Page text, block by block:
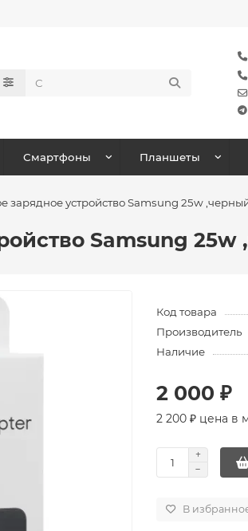
Смартфоны Планшеты
зарядное устройство Samsung 25w
Samsung
Код товара
Производитель
Наличие
2 000 ₽
2 200₽ цена в
В